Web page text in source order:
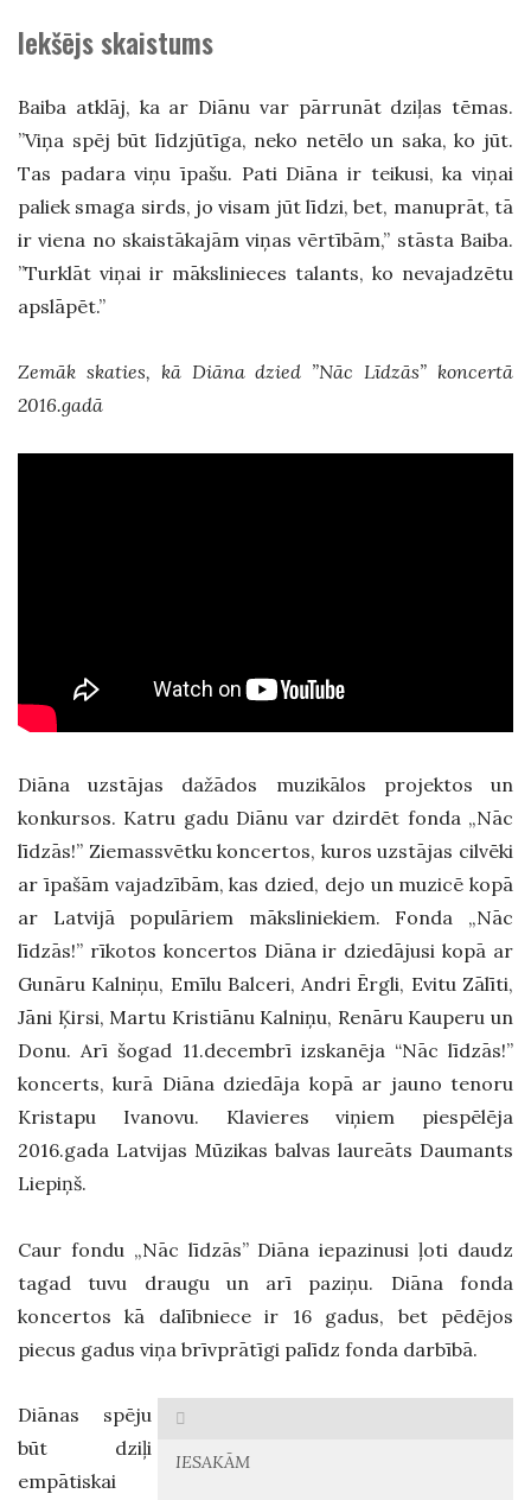
Iekšējs skaistums
Baiba atklāj, ka ar Diānu var pārrunāt dziļas tēmas.
”Viņa spēj būt līdzjūtīga, neko netēlo un saka, ko jūt.
Tas padara viņu īpašu. Pati Diāna ir teikusi, ka viņai
paliek smaga sirds, jo visam jūt līdzi, bet, manuprāt, tā
ir viena no skaistākajām viņas vērtībām,” stāsta Baiba.
”Turklāt viņai ir mākslinieces talants, ko nevajadzētu
apslāpēt.”
Zemāk skaties, kā Diāna dzied ”Nāc Līdzās” koncertā
2016.gadā
Diāna uzstājas dažādos muzikālos projektos un
konkursos. Katru gadu Diānu var dzirdēt fonda „Nāc
līdzās!” Ziemassvētku koncertos, kuros uzstājas cilvēki
ar īpašām vajadzībām, kas dzied, dejo un muzicē kopā
ar Latvijā populāriem māksliniekiem. Fonda „Nāc
līdzās!” rīkotos koncertos Diāna ir dziedājusi kopā ar
Gunāru Kalniņu, Emīlu Balceri, Andri Ērgli, Evitu Zālīti,
Jāni Ķirsi, Martu Kristiānu Kalniņu, Renāru Kauperu un
Donu. Arī šogad 11.decembrī izskanēja “Nāc līdzās!”
koncerts, kurā Diāna dziedāja kopā ar jauno tenoru
Kristapu Ivanovu. Klavieres viņiem piespēlēja
2016.gada Latvijas Mūzikas balvas laureāts Daumants
Liepiņš.
Caur fondu „Nāc līdzās” Diāna iepazinusi ļoti daudz
tagad tuvu draugu un arī paziņu. Diāna fonda
koncertos kā dalībniece ir 16 gadus, bet pēdējos
piecus gadus viņa brīvprātīgi palīdz fonda darbībā.
IESAKĀM
Diānas spēju
būt dziļi
empātiskai